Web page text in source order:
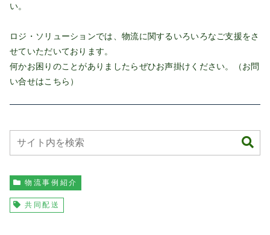
い。
ロジ・ソリューションでは、物流に関するいろいろなご支援をさ
せていただいております。
何かお困りのことがありましたらぜひお声掛けください。（お問
い合せはこちら ）
物流事例紹介
共同配送